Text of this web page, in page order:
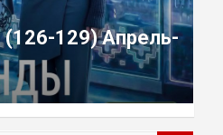
129) Апрель-